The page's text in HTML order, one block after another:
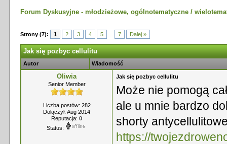
Forum Dyskusyjne - młodzieżowe, ogólnotematyczne /
Strony (7): 1 2 3 4 5 7 Dalej »
Jak się pozbyc cellulitu
Autor Wiadomość
Oliwia
Senior Member
Liczba postów: 282
Dołączył: Aug 2014
Reputacja: 0
Status:
Jak się pozbyc cellulitu
Może nie pomogą
ale u mnie bardzo
shorty
https://